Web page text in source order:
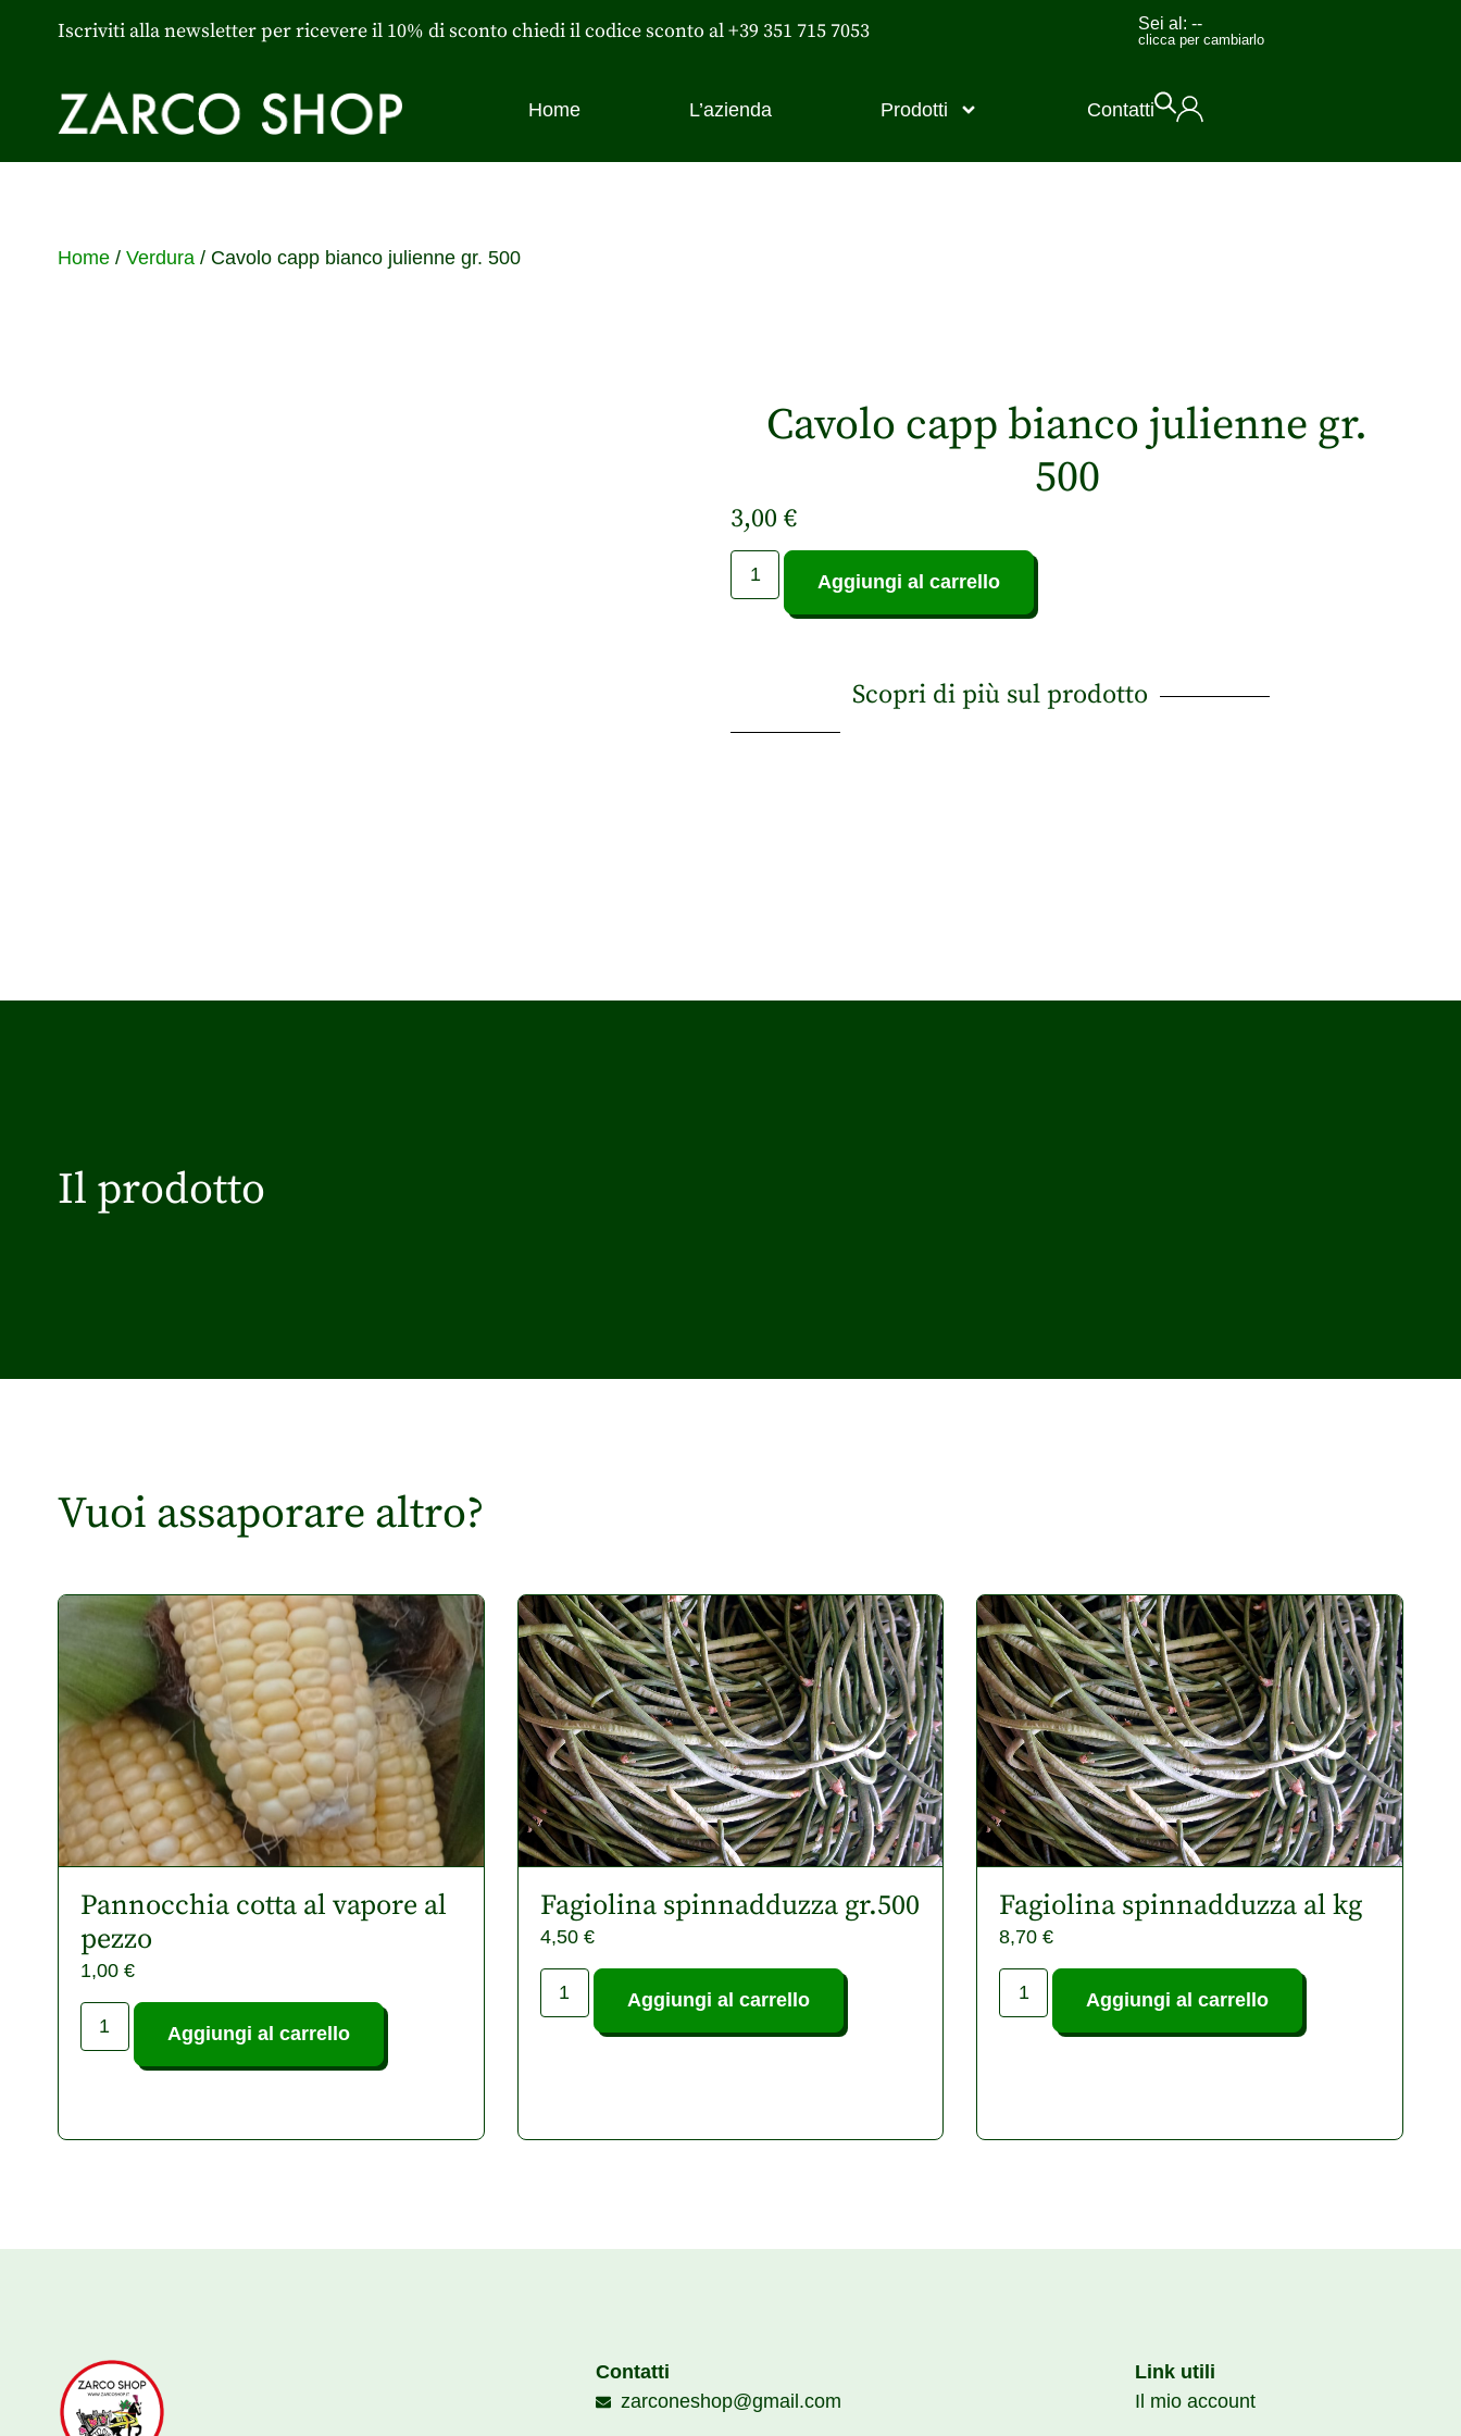
Iscriviti alla newsletter per ricevere il 10% di sconto chiedi il codice sconto al +39 351 715 7053 Sei al:--
clicca per cambiarlo
Home L’azienda Prodotti Contatti
Home/ Verdura/ Cavolo capp bianco julienne gr. 500
Cavolo capp bianco julienne gr.
500
3,00 €
Aggiungi al carrello
Scopri di più sul prodotto
Il prodotto
Vuoi assaporare altro?
Pannocchia cotta al vapore al
pezzo
1,00 €
Aggiungi al carrello
Fagiolina spinnadduzza gr.500
4,50 €
Aggiungi al carrello
Fagiolina spinnadduzza al kg
8,70€
Aggiungi al carrello
Contatti
zarconeshop@gmail.com
Link utili
Il mio account